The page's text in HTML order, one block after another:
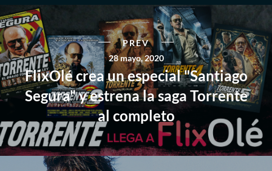
PREV
28 mayo, 2020
FlixOlé crea un especial "Santiago
Segura" y estrena la saga Torrente
al completo